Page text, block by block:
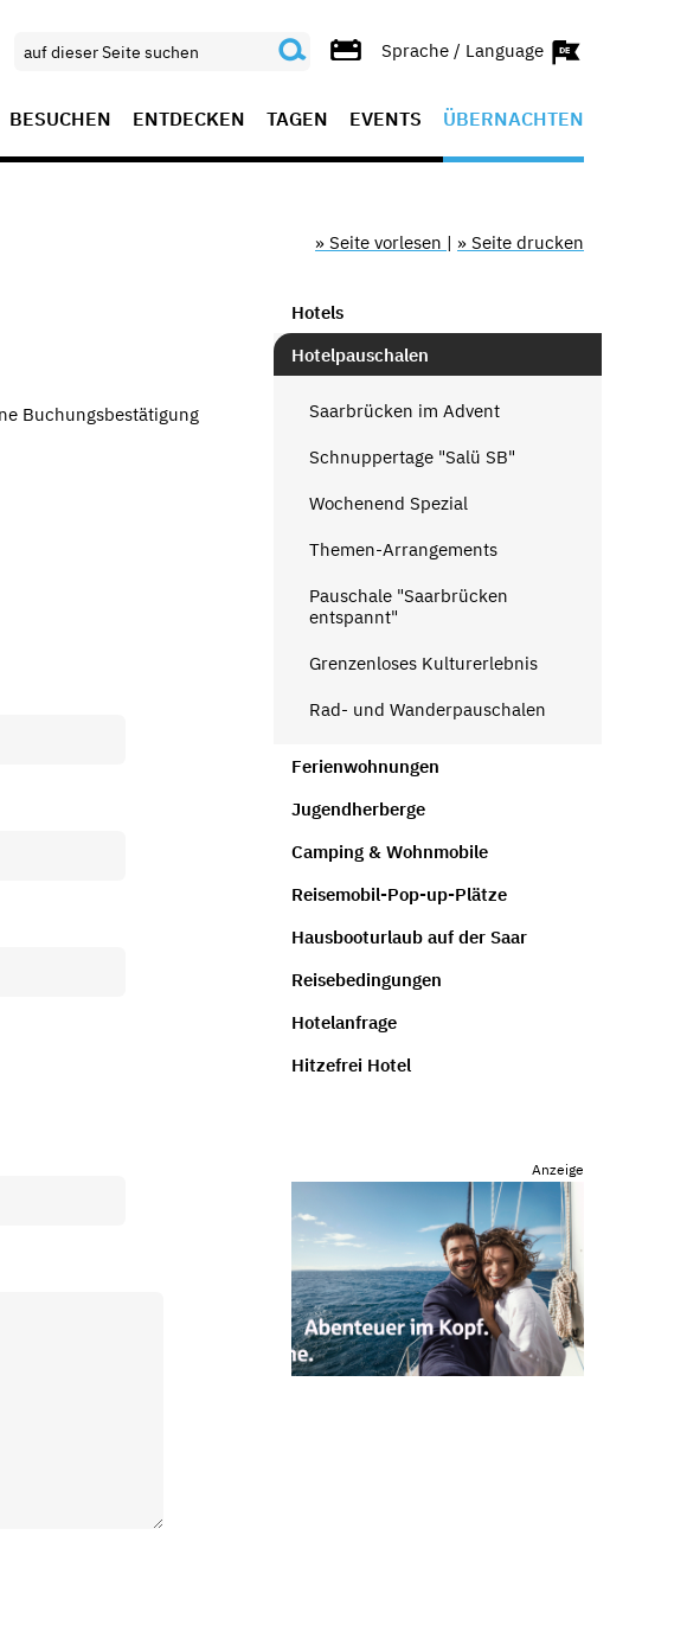
Sprache / Language
BESUCHEN ENTDECKEN TAGEN EVENTS ÜBERNACHTEN
» Seite vorlesen | » Seite drucken
Buchungsbestätigung
Hotels
Hotelpauschalen
Saarbrücken im Advent
Schnuppertage "Salü SB"
Wochenend Spezial
Themen-Arrangements
Pauschale "Saarbrücken
entspannt"
Grenzenloses Kulturerlebnis
Rad- und Wanderpauschalen
Ferienwohnungen
Jugendherberge
Camping & Wohnmobile
Reisemobil-Pop-up-Plätze
Hausbooturlaub auf der Saar
Reisebedingungen
Hotelanfrage
Hitzefrei Hotel
Anzeige